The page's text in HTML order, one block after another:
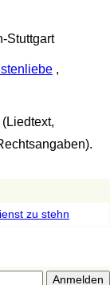
Stuttgart
,
(Liedtext,
zu stehn